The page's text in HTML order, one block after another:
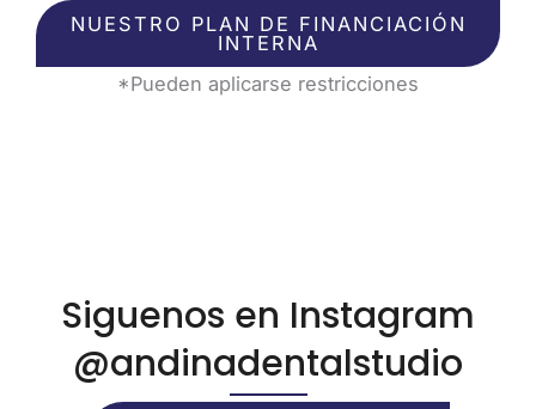
NUESTRO PLAN DE FINANCIACIÓN
INTERNA
*Pueden aplicarse restricciones
Siguenos en Instagram
@andinadentalstudio